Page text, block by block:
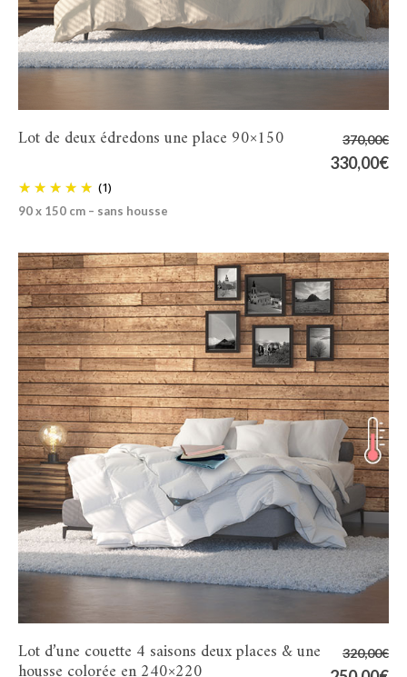
Lot de deux édredons une place 90×150 370,00€
Le
370,00€.
330,00€Le
(1)
90 x 150 cm – sans housse
Lot d’une couette 4 saisons deux places & une 320,00€